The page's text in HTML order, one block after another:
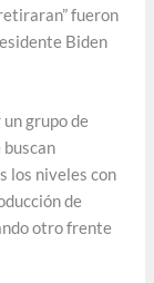
fueron
Biden
grupo de
los niveles con
de
otro frente